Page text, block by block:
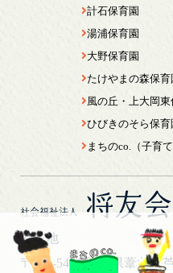
社会福祉法人 将友会
所在地
〒869-5461熊本県葦北郡
計石保育園
湯浦保育園
大野保育園
たけやまの森保育
風の丘・上大岡東
ひびきのそら保育
まちのco.（子育